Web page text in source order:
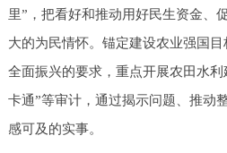
里”，把看好和推动用好民生资金、
大的为民情怀。锚定建设农业强国
全面振兴的要求，重点开展农田水
卡通”等审计，通过揭示问题、推动
感可及的实事。